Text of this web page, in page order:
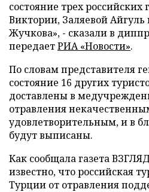
состояние трех
Виктории, Заляевой
Жучкова», - сказали в
передаетРИА «Новости».
По словам представителя
состояние 16 других
доставлены в
отравления
удовлетворительным, и в
будут выписаны.
Как сообщала газета
известно, что российская
Турции от отравления